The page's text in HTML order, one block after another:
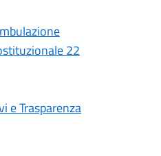
22
e Trasparenza